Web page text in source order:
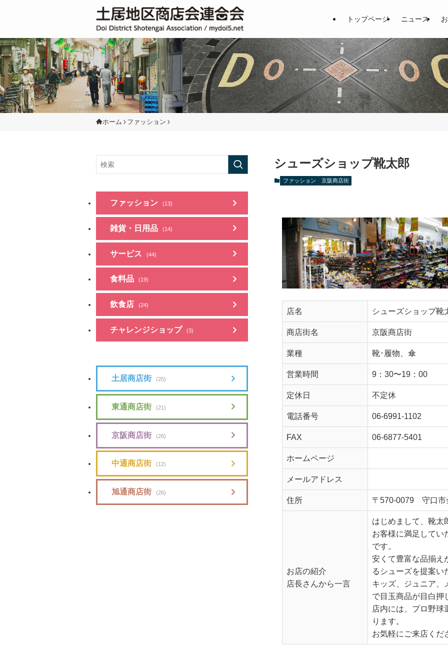
土居地区の商店街の魅力を一挙
トップページ ニュース
ホーム ファッション
シューズショップ靴太郎
ファッション 京阪商店街
店名 シューズショップ靴
商店街名 京阪商店街
業種 靴･履物、傘
営業時間 9：30〜19：00
定休日 不定休
電話番号 06-6991-1102
FAX 06-6877-5401
ホームページ
メールアドレス
住所 〒570-0079 守口市
お店の紹介
店長さんから一言
はじめまして、靴太
お客様に満足してい
です。
安くて豊富な品揃え
るシューズを提案い
キッズ、ジュニア、
で目玉商品が目白押
店内には、プロ野球
ります。
お気軽にご来店くだ
ファッション (13)
雑貨・日用品 (14)
サービス (44)
食料品 (19)
飲食店 (24)
チャレンジショップ (3)
土居商店街 (25)
東通商店街 (21)
京阪商店街 (26)
中通商店街 (12)
旭通商店街 (26)